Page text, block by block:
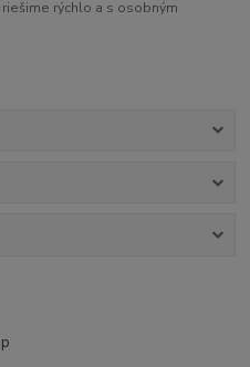
rýchlo a s osobným